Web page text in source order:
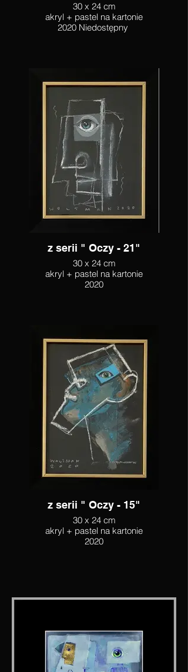
30 x 24 cm
akryl + pastel na kartonie
2020 Niedostępny
z serii " Oczy - 21"
30 x 24 cm
akryl + pastel na kartonie
2020
z serii " Oczy - 15"
30 x 24 cm
akryl + pastel na kartonie
2020